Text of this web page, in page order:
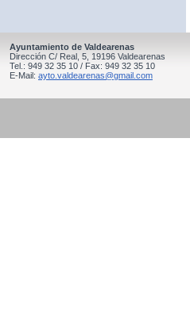
Ayuntamiento de Valdearenas
Dirección C/ Real, 5, 19196 Valdearenas
Tel.: 949 32 35 10 / Fax: 949 32 35 10
E-Mail: ayto.valdearenas@gmail.com